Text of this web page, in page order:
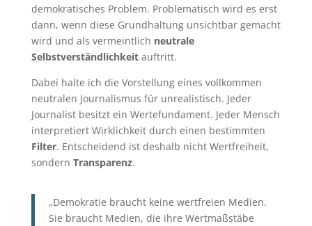
demokratisches Problem. Problematisch wird es erst
dann, wenn diese Grundhaltung unsichtbar gemacht
wird und als vermeintlich neutrale
Selbstverständlichkeitauftritt.
Dabei halte ich die Vorstellung eines vollkommen
neutralen Journalismus für unrealistisch. Jeder
Journalist besitzt ein Wertefundament. Jeder Mensch
interpretiert Wirklichkeit durch einen bestimmten
Filter. Entscheidend ist deshalb nicht Wertfreiheit,
sondern Transparenz.
„Demokratie braucht keine wertfreien Medien.
Sie braucht Medien, die ihre Wertmaßstäbe